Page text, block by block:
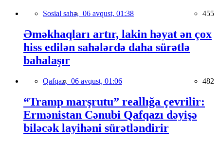
Sosial sahə, 06 avqust, 01:38 455
Əməkhaqları artır, lakin həyat ən çox
hiss edilən sahələrdə daha sürətlə
bahalaşır
Qafqaz, 06 avqust, 01:06 482
“Tramp marşrutu” reallığa çevrilir:
Ermənistan Cənubi Qafqazı dəyişə
biləcək layihəni sürətləndirir